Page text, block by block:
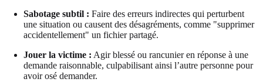
Sabotage subtil : Faire des erreurs indirectes qui perturbent
une situation ou causent des désagréments, comme "supprimer
accidentellement" un fichier partagé.
Jouer la victime : Agir blessé ou rancunier en réponse à une
demande raisonnable, culpabilisant ainsi l’autre personne pour
avoir osé demander.